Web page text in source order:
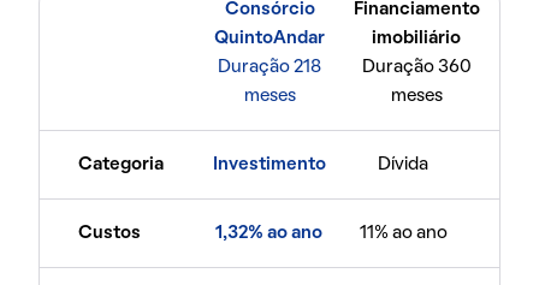
Consórcio
QuintoAndar
Duração 218
meses
Financiamento
imobiliário
Duração 360
meses
Categoria Investimento Dívida
Custos 1,32% ao ano 11% ao ano